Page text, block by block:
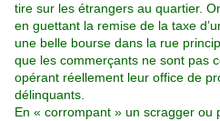
tire sur les étrangers au quartier.
en guettant la remise de la taxe
une belle bourse dans la rue
que les commerçants ne sont pas
opérant réellement leur office de
délinquants.
En « corrompant » un scragger ou